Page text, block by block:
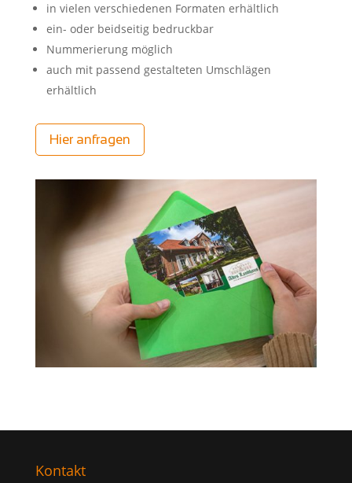
in vielen verschiedenen Formaten erhältlich
ein- oder beidseitig bedruckbar
Nummerierung möglich
auch mit passend gestalteten Umschlägen
erhältlich
Hier anfragen
Kontakt